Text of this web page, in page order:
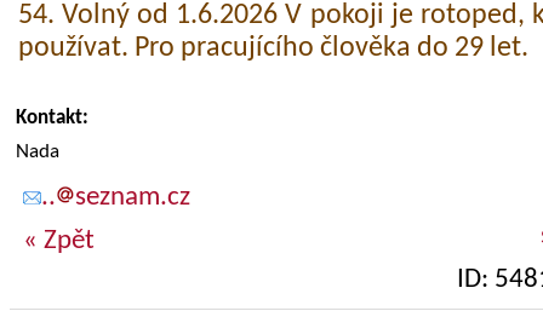
54. Volný od 1.6.2026 V pokoji je rotoped,
používat. Pro pracujícího člověka do 29 let.
Kontakt:
Nada
..
seznam.cz
« Zpět
ID: